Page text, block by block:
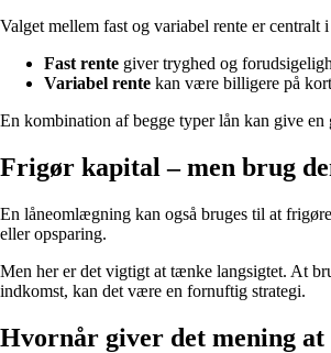
Valget mellem fast og variabel rente er
Fast rente giver tryghed og
Variabel rente kan være billigere på
En kombination af begge typer lån kan give
Frigør kapital – men brug
En låneomlægning kan også bruges til at
eller opsparing.
Men her er det vigtigt at tænke langsigtet. At
indkomst, kan det være en fornuftig strategi.
Hvornår giver det mening at